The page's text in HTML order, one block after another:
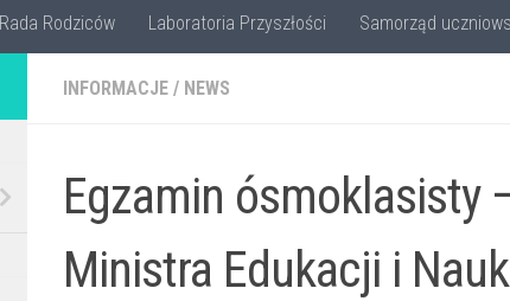
Rada Rodziców Laboratoria Przyszłości Samorząd
INFORMACJE / NEWS
Egzamin ósmoklasisty
Ministra Edukacji i